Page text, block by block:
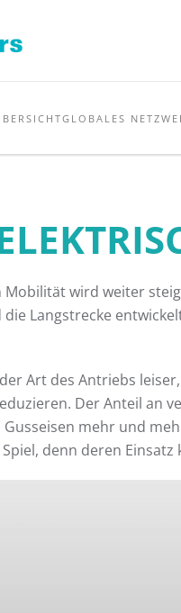
GLOBALES
Mobilität wird weiter
Langstrecke
Art des Antriebs
Der Anteil
mehr und
denn deren